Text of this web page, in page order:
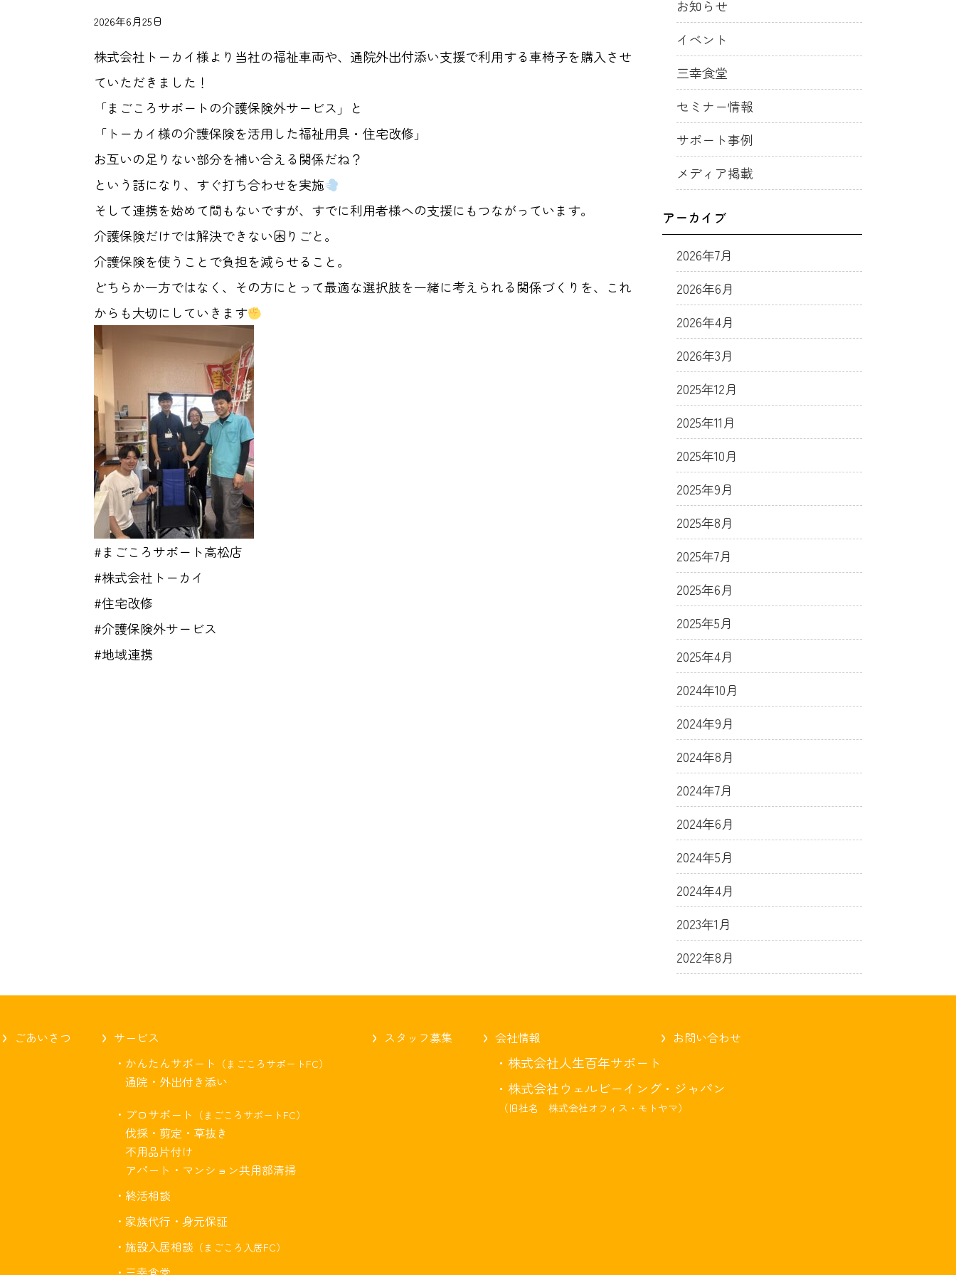
2026年6月25日
株式会社トーカイ様より当社の福祉車両や、通院外出付添い支援で利用する車椅子を購入させ
ていただきました！
「まごころサポートの介護保険外サービス」と
「トーカイ様の介護保険を活用した福祉用具・住宅改修」
お互いの足りない部分を補い合える関係だね？
という話になり、すぐ打ち合わせを実施
そして連携を始めて間もないですが、すでに利用者様への支援にもつながっています。
介護保険だけでは解決できない困りごと。
介護保険を使うことで負担を減らせること。
どちらか一方ではなく、その方にとって最適な選択肢を一緒に考えられる関係づくりを、これ
からも大切にしていきます
#まごころサポート高松店
#株式会社トーカイ
#住宅改修
#介護保険外サービス
#地域連携
お知らせ
イベント
三幸食堂
セミナー情報
サポート事例
メディア掲載
アーカイブ
2026年7月
2026年6月
2026年4月
2026年3月
2025年12月
2025年11月
2025年10月
2025年9月
2025年8月
2025年7月
2025年6月
2025年5月
2025年4月
2024年10月
2024年9月
2024年8月
2024年7月
2024年6月
2024年5月
2024年4月
2023年1月
2022年8月
ごあいさつ
サービス
・かんたんサポート （まごころサポートFC）
通院・外出付き添い
・プロサポート （まごころサポートFC）
伐採・剪定・草抜き
不用品片付け
アパート・マンション共用部清掃
・終活相談
・家族代行・身元保証
・施設入居相談 （まごころ入居FC）
スタッフ募集 会社情報
・株式会社人生百年サポート
・株式会社ウェルビーイング・ジャパン
（旧社名 株式会社オフィス・モトヤマ）
お問い合わせ